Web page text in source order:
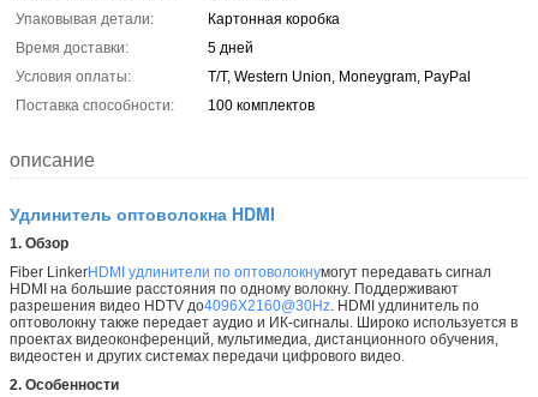
Упаковывая детали:
Картонная коробка
Время доставки:
5 дней
Условия оплаты:
T/T, Western Union, Moneygram, PayPal
Поставка способности:
100 комплектов
описание
Удлинитель оптоволокна HDMI
1. Обзор
Fiber LinkerHDMI удлинители по оптоволокнумогут передавать сигнал
HDMI на большие расстояния по одному волокну. Поддерживают
разрешения видео HDTV до4096X2160@30Hz. HDMI удлинитель по
оптоволокну также передает аудио и ИК-сигналы. Широко используется в
проектах видеоконференций, мультимедиа, дистанционного обучения,
видеостен и других системах передачи цифрового видео.
2. Особенности